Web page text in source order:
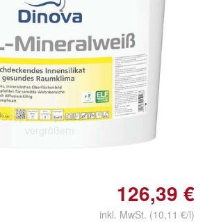
Doppelt antippen zum
vergrößern
126,39 €
inkl. MwSt. (10,11 €/l)